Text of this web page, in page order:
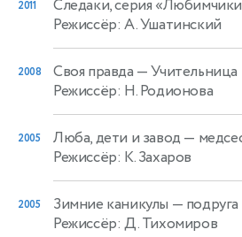
2011 Следаки, серия
Режиссёр: А. Ушатинский
2008 Своя правда — Учительница
Режиссёр: Н. Родионова
2005 Люба, дети и завод —
Режиссёр: К. Захаров
2005 Зимние каникулы —
Режиссёр: Д. Тихомиров